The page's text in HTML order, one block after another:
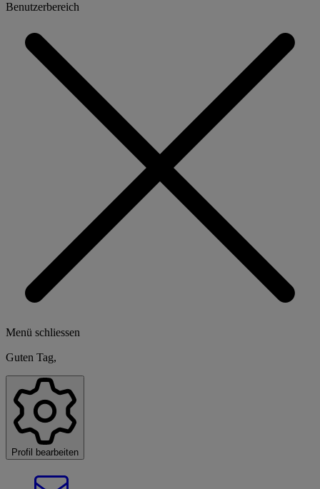
Benutzerbereich
Menü schliessen
Guten Tag,
Profil bearbeiten